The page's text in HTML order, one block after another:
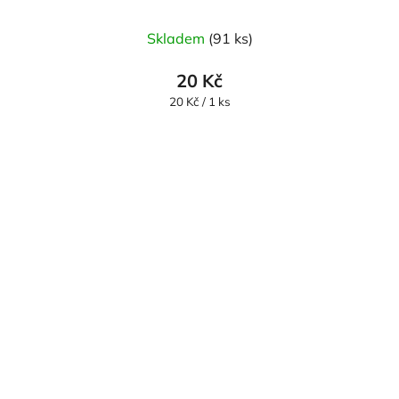
Skladem (91 ks)
20 Kč
Měrná
20 Kč / 1 ks